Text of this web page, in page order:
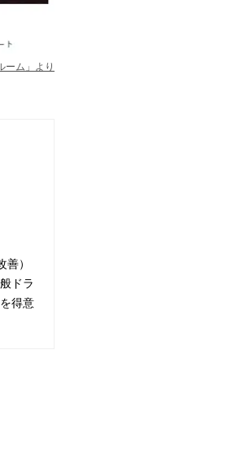
ーム」より
）
ドラ
得意